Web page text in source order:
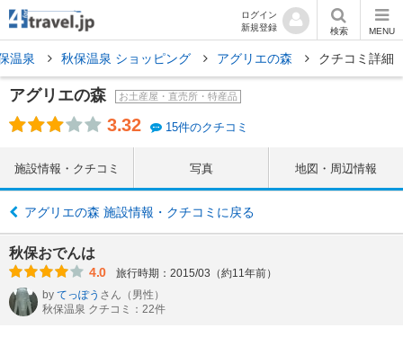
ログイン
新規登録
検索 MENU
温泉 秋保温泉 ショッピング アグリエの森 クチコミ詳細
アグリエの森 お土産屋・直売所・特産品
3.32 15件のクチコミ
施設情報・クチコミ 写真 地図・周辺情報
アグリエの森 施設情報・クチコミに戻る
秋保おでんは
4.0
旅行時期：2015/03（約11年前）
by てっぽう さん （男性）
秋保温泉 クチコミ：22件